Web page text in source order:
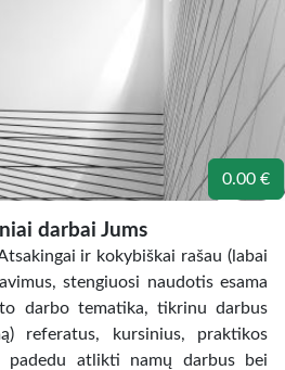
0.00 €
darbai Jums
ir kokybiškai rašau (labai
stengiuosi naudotis esama
darbo tematika, tikrinu darbus
referatus, kursinius, praktikos
padedu atlikti namų darbus bei